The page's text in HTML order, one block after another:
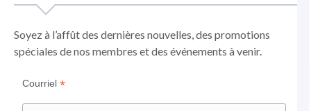
une
fenêtre
une
fenêtre
une
fenêtre
Soyez à l’affût des dernières nouvelles, des promotions
spéciales de nos membres et des événements à venir.
Courriel*